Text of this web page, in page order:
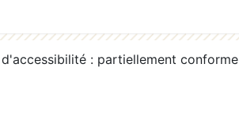
: partiellement conforme